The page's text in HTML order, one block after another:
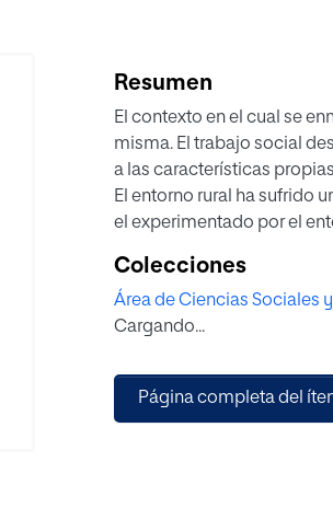
Resumen
El contexto en el cual se
misma. El trabajo social
a las características
El entorno rural ha sufrido
el experimentado por el
mujer dentro la familia.
Esta investigación trata de
intervención social en el
de género y la acción
diseño de una
Colecciones
Área de Ciencias Sociales
Cargando...
Página completa del